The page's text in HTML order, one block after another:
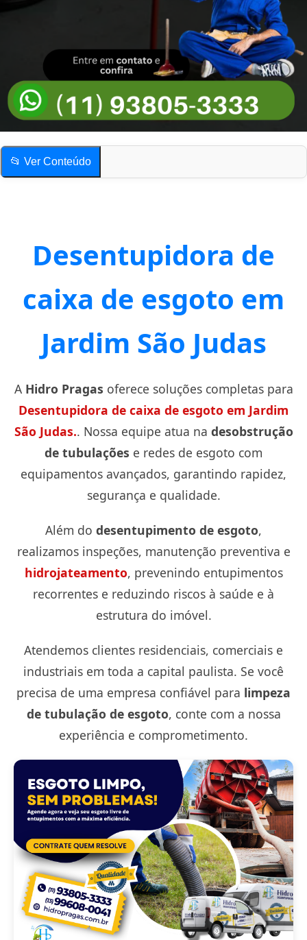
📂 Ver Conteúdo
Compartilhe esta página!
Quais os sinais mais comuns de esgoto entupido?
Desentupidora de
caixa de esgoto em
Jardim São Judas
A Hidro Pragas oferece soluções completas para
Desentupidora de caixa de esgoto em Jardim
São Judas.. Nossa equipe atua na desobstrução
de tubulações e redes de esgoto com
equipamentos avançados, garantindo rapidez,
segurança e qualidade.
Além do desentupimento de esgoto,
realizamos inspeções, manutenção preventiva e
hidrojateamento, prevenindo entupimentos
recorrentes e reduzindo riscos à saúde e à
estrutura do imóvel.
Atendemos clientes residenciais, comerciais e
industriais em toda a capital paulista. Se você
precisa de uma empresa confiável para limpeza
de tubulação de esgoto, conte com a nossa
experiência e comprometimento.